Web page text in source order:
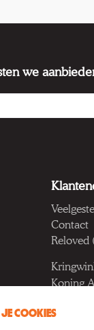
we
Contact
Reloved
Koning
BTW BE
COOKIES